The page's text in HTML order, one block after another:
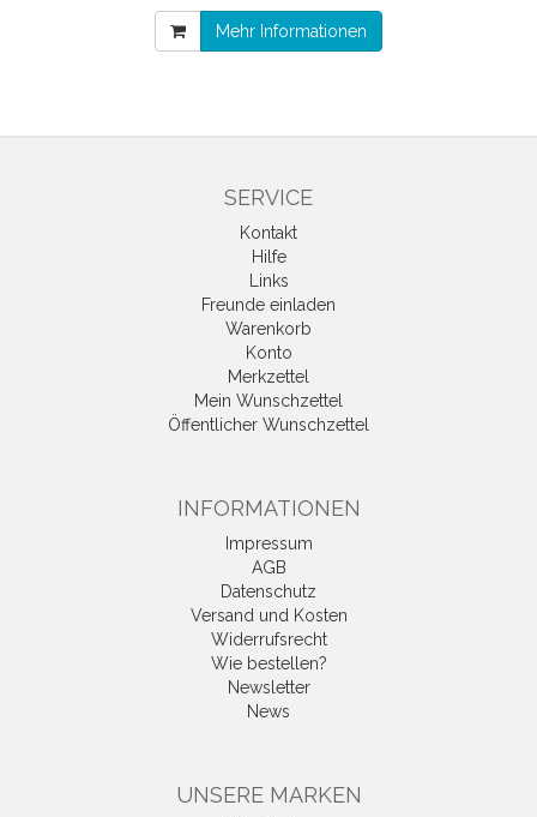
Mehr Informationen
SERVICE
Kontakt
Hilfe
Links
Freunde einladen
Warenkorb
Konto
Merkzettel
Mein Wunschzettel
Öffentlicher Wunschzettel
INFORMATIONEN
Impressum
AGB
Datenschutz
Versand und Kosten
Widerrufsrecht
Wie bestellen?
Newsletter
News
UNSERE MARKEN